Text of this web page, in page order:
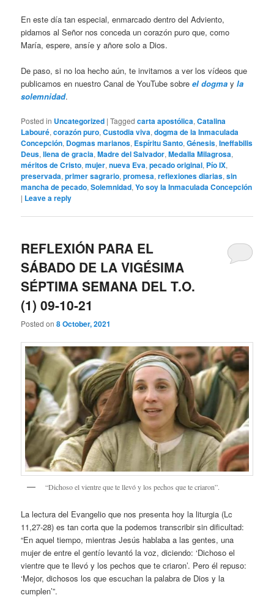
En este día tan especial, enmarcado dentro del Adviento,
pidamos al Señor nos conceda un corazón puro que, como
María, espere, ansíe y añore solo a Dios.
De paso, si no loa hecho aún, te invitamos a ver los vídeos que
publicamos en nuestro Canal de YouTube sobreel dogma y la
solemnidad.
Posted in Uncategorized |Tagged carta apostólica,Catalina
Labouré,corazón puro,Custodia viva,dogma de la Inmaculada
Concepción, Dogmas marianos, Espíritu Santo,Génesis,Ineffabilis
Deus,llena de gracia,Madre del Salvador,Medalla Milagrosa,
méritos de Cristo,mujer,nueva Eva,pecado original, Pío IX,
preservada,primer sagrario,promesa,reflexiones diarias,sin
mancha de pecado,Solemnidad,Yo soy la Inmaculada Concepción
| Leave a reply
REFLEXIÓN PARA EL
SÁBADO DE LA VIGÉSIMA
SÉPTIMA SEMANA DEL T.O.
(1) 09-10-21
Posted on8 October, 2021
“Dichoso el vientre que te llevó y los pechos que te criaron”.
La lectura del Evangelio que nos presenta hoy la liturgia (Lc
11,27-28) es tan corta que la podemos transcribir sin dificultad:
“En aquel tiempo, mientras Jesús hablaba a las gentes, una
mujer de entre el gentío levantó la voz, diciendo: ‘Dichoso el
vientre que te llevó y los pechos que te criaron’. Pero él repuso:
‘Mejor, dichosos los que escuchan la palabra de Dios y la
cumplen’”.